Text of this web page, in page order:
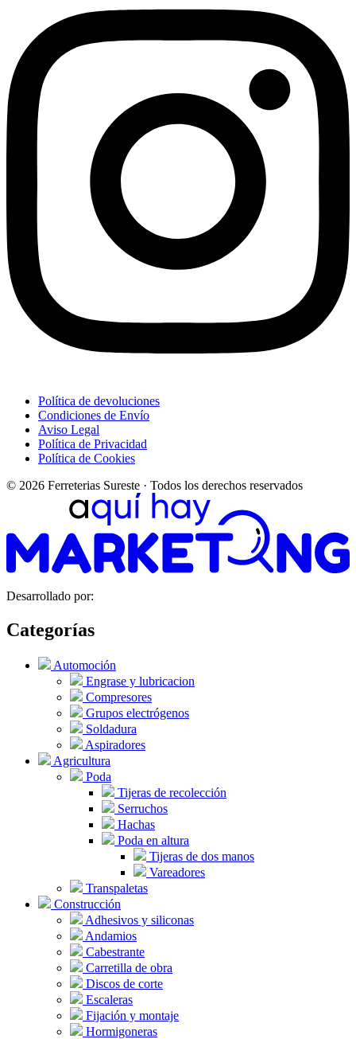
Política de devoluciones
Condiciones de Envío
Aviso Legal
Política de Privacidad
Política de Cookies
© 2026 Ferreterias Sureste · Todos los derechos reservados
Desarrollado por:
Categorías
Automoción
Engrase y lubricacion
Compresores
Grupos electrógenos
Soldadura
Aspiradores
Agricultura
Poda
Tijeras de recolección
Serruchos
Hachas
Poda en altura
Tijeras de dos manos
Vareadores
Transpaletas
Construcción
Adhesivos y siliconas
Andamios
Cabestrante
Carretilla de obra
Discos de corte
Escaleras
Fijación y montaje
Hormigoneras